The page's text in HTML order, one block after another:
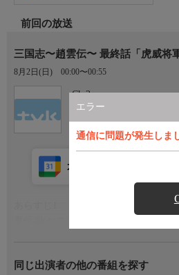
エラー
通信に問題が発生しま
前回の放送
三国志〜趙雲伝〜 最終話「虎威将
8月2日(日) 00:00〜00:55
Ch.3
テレビ神奈川
カレンダー登録
大軍で押し寄せてきた曹操(そうそう)
同じ出演者の他の番組を探す